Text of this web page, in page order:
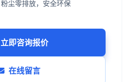
尘零排放，安全环保
立即咨询报价
在线留言